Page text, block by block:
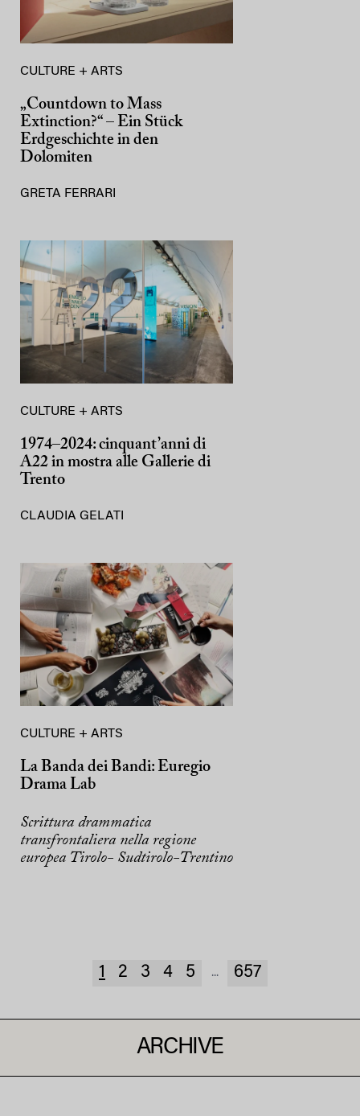
CULTURE + ARTS
„Countdown to Mass
Extinction?“ – Ein Stück
Erdgeschichte in den
Dolomiten
GRETA FERRARI
CULTURE + ARTS
1974–2024: cinquant’anni di
A22 in mostra alle Gallerie di
Trento
CLAUDIA GELATI
CULTURE + ARTS
La Banda dei Bandi: Euregio
Drama Lab
Scrittura drammatica
transfrontaliera nella regione
europea Tirolo- Sudtirolo-Trentino
1 2 3 4 5 ... 657
ARCHIVE